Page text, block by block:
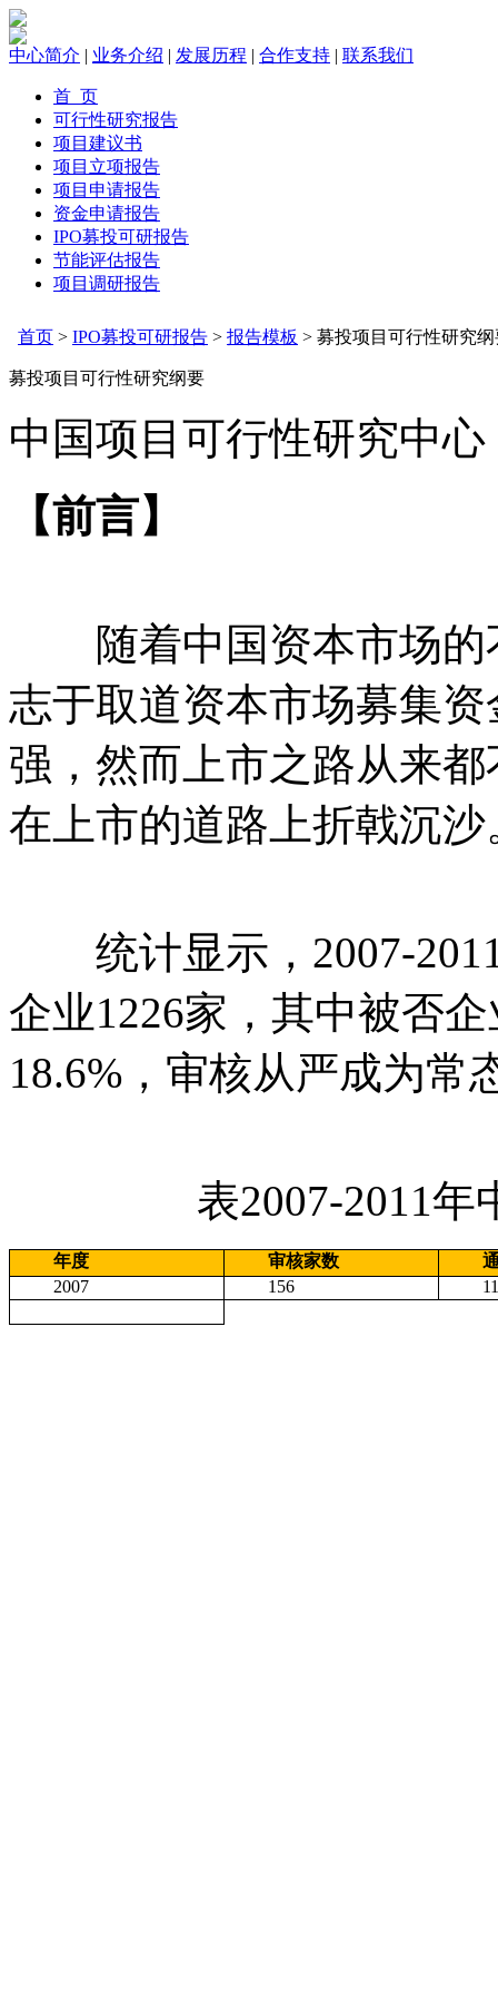
中心简介 | 业务介绍 | 发展历程 | 合作支持 | 联系我们
首 页
可行性研究报告
项目建议书
项目立项报告
项目申请报告
资金申请报告
IPO募投可研报告
节能评估报告
项目调研报告
首页 > IPO募投可研报告 > 报告模板 > 募投项目可行性研究纲
募投项目可行性研究纲要
中国项目可行性研究
【前言】
随着中国资本市场的
志于取道资本市场募集
强，然而上市之路从来
在上市的道路上折戟沉沙
统计显示，2007-2011
企业1226家，其中被否
18.6%，审核从严成为常
表2007-2011年
年度 审核家数
2007
156